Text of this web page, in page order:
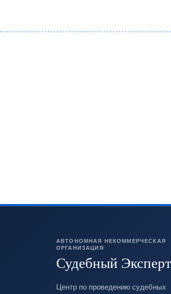
АВТОНОМНАЯ НЕКОММЕРЧЕСКАЯ
ОРГАНИЗАЦИЯ
Судебный Эксперт
Центр по проведению судебных